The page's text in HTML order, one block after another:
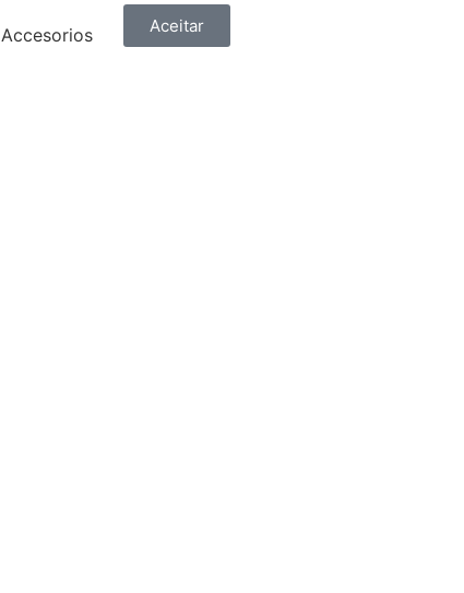
Accesorios Aceitar